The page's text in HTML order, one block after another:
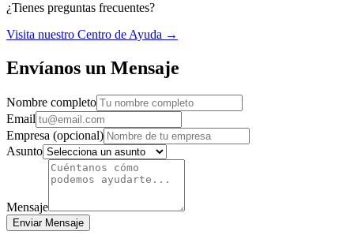
¿Tienes preguntas frecuentes?
Visita nuestro Centro de Ayuda →
Envíanos un Mensaje
Nombre completo
Email
Empresa (opcional)
Asunto
Mensaje
Enviar Mensaje